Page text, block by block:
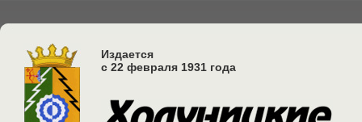
Издается
с 22 февраля 1931 года